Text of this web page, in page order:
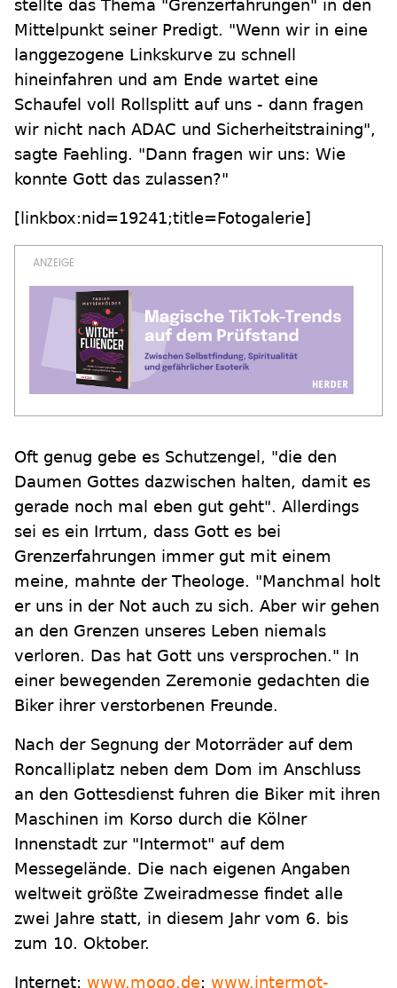
stellte das Thema "Grenzerfahrungen" in den
Mittelpunkt seiner Predigt. "Wenn wir in eine
langgezogene Linkskurve zu schnell
hineinfahren und am Ende wartet eine
Schaufel voll Rollsplitt auf uns - dann fragen
wir nicht nach ADAC und Sicherheitstraining",
sagte Faehling. "Dann fragen wir uns: Wie
konnte Gott das zulassen?"
[linkbox:nid=19241;title=Fotogalerie]
Oft genug gebe es Schutzengel, "die den
Daumen Gottes dazwischen halten, damit es
gerade noch mal eben gut geht". Allerdings
sei es ein Irrtum, dass Gott es bei
Grenzerfahrungen immer gut mit einem
meine, mahnte der Theologe. "Manchmal holt
er uns in der Not auch zu sich. Aber wir gehen
an den Grenzen unseres Leben niemals
verloren. Das hat Gott uns versprochen." In
einer bewegenden Zeremonie gedachten die
Biker ihrer verstorbenen Freunde.
Nach der Segnung der Motorräder auf dem
Roncalliplatz neben dem Dom im Anschluss
an den Gottesdienst fuhren die Biker mit ihren
Maschinen im Korso durch die Kölner
Innenstadt zur "Intermot" auf dem
Messegelände. Die nach eigenen Angaben
weltweit größte Zweiradmesse findet alle
zwei Jahre statt, in diesem Jahr vom 6. bis
zum 10. Oktober.
Internet: www.mogo.de; www.intermot-